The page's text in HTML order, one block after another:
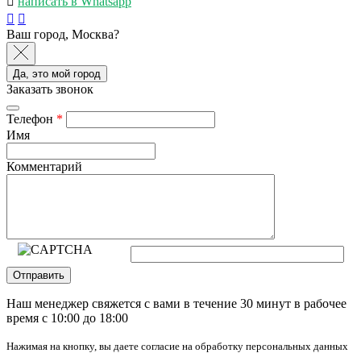
Ваш город, Москва?
Да, это мой город
Заказать звонок
Телефон *
Имя
Комментарий
Отправить
Наш менеджер свяжется с вами в течение 30 минут в рабочее
время с 10:00 до 18:00
Нажимая на кнопку, вы даете согласие на обработку персональных данных